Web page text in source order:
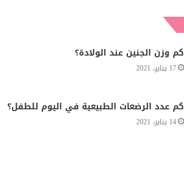
كم وزن الجنين عند الولادة؟
17 يناير، 2021
كم عدد الرضعات الطبيعية في اليوم للطفل؟
14 يناير، 2021